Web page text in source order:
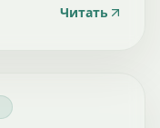
Читать